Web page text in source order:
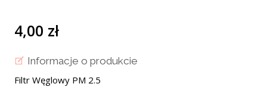
4,00 zł
Informacje o produkcie
Filtr Węglowy PM 2.5